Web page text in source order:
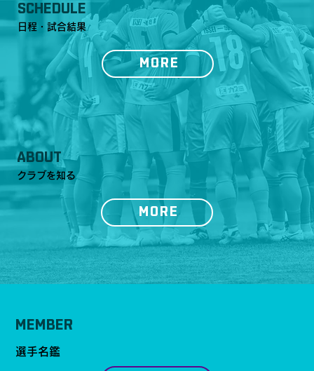
SCHEDULE
日程・試合結果
MORE
ABOUT
クラブを知る
MORE
MEMBER
選手名鑑